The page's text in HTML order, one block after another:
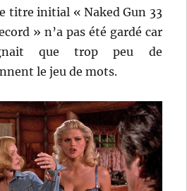
titre initial « Naked Gun 33
» n’a pas été gardé car
que trop peu de
le jeu de mots.